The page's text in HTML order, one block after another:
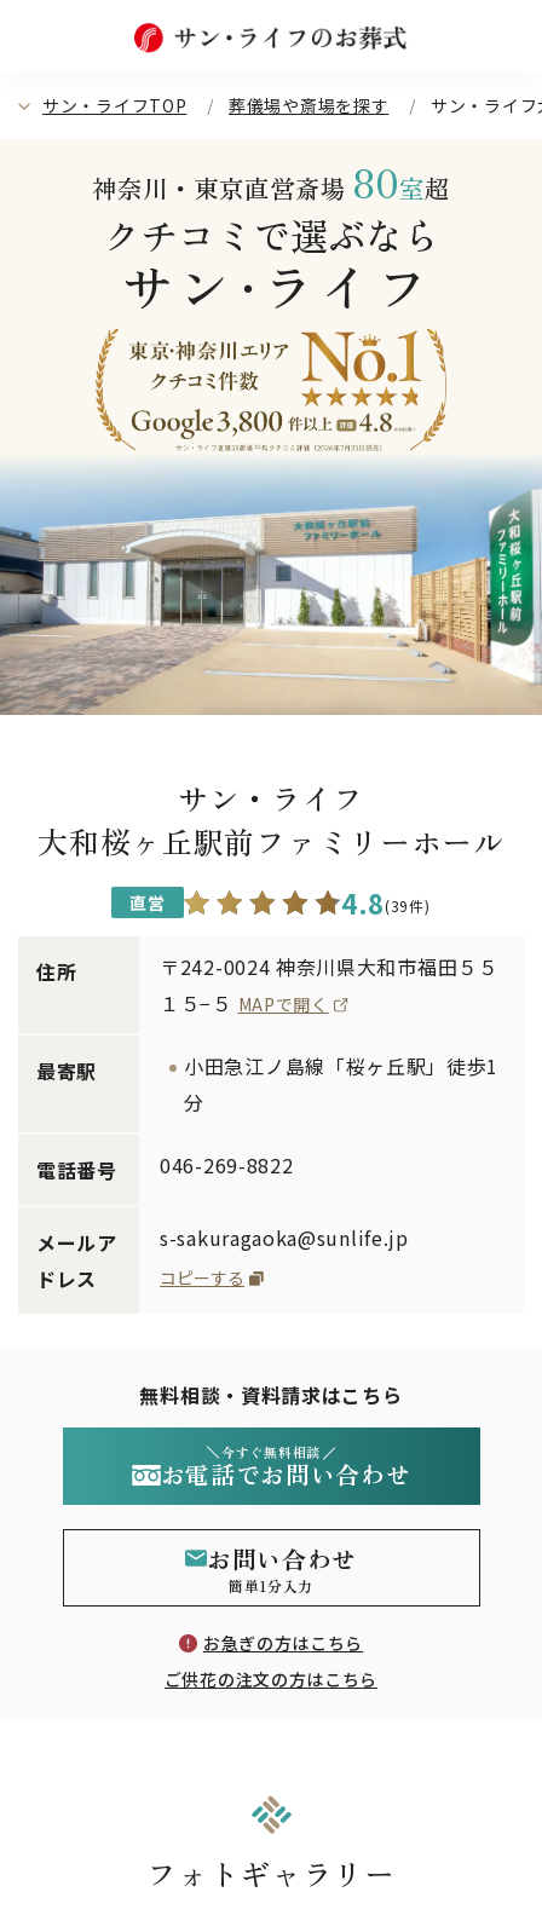
サン・ライフTOP 葬儀場や斎場を探す サン・ライ
神奈川・東京直営斎場 80室超
クチコミで選ぶなら
サン ・ ライフ
サン・ライフ
大和桜ヶ丘駅前ファミリーホール
直営 4.8(39件)
住所
〒242-0024 神奈川県大和市福田５５
１５−５ MAPで開く
最寄駅
小田急江ノ島線「桜ヶ丘駅」徒歩1
分
電話番号 046-269-8822
メールア
ドレス
s-sakuragaoka@sunlife.jp
コピーする
無料相談・資料請求はこちら
今すぐ無料相談
お電話でお問い合わせ
お問い合わせ
簡単1分入力
お急ぎの方はこちら
ご供花の注文の方はこちら
フォトギャラリー